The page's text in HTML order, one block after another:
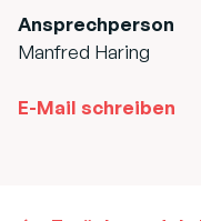
Ansprechperson
Manfred Haring
E-Mail schreiben